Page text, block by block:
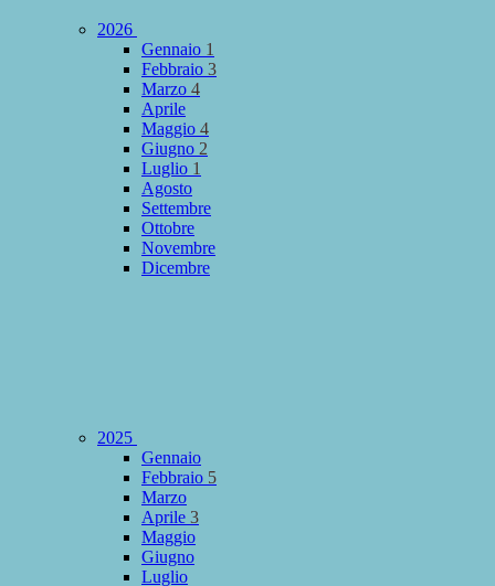
2026
Gennaio 1
Febbraio 3
Marzo 4
Aprile
Maggio 4
Giugno 2
Luglio 1
Agosto
Settembre
Ottobre
Novembre
Dicembre
2025
Gennaio
Febbraio 5
Marzo
Aprile 3
Maggio
Giugno
Luglio